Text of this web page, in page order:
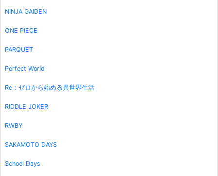
NINJA GAIDEN
ONE PIECE
PARQUET
Perfect World
Re：ゼロから始める異世界生活
RIDDLE JOKER
RWBY
SAKAMOTO DAYS
School Days